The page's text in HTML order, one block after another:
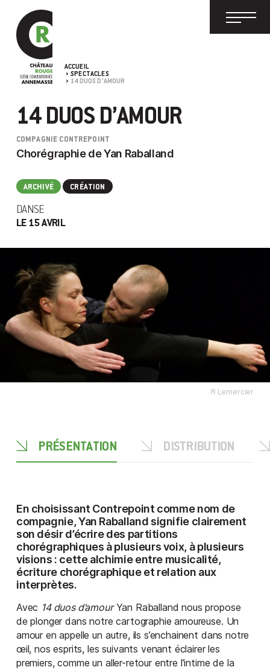
ACCUEIL
SPECTACLES
14 DUOS D’AMOUR
14 DUOS D’AMOUR
COMPAGNIE CONTREPOINT
Chorégraphie de Yan Raballand
ARCHIVÉ CRÉATION
DANSE
LE 15 AVRIL
R Lemercier
PRÉSENTATION DISTRIBUTION
En choisissant Contrepoint comme nom de
compagnie, Yan Raballand signifie clairement
son désir d’écrire des partitions
chorégraphiques à plusieurs voix, à plusieurs
visions : cette alchimie entre musicalité,
écriture chorégraphique et relation aux
interprètes.
Avec 14 duos d’amourYan Raballand nous propose
de plonger dans notre cartographie amoureuse. Un
amour en appelle un autre, ils s’enchainent dans notre
œil, nos esprits, les suivants venant éclairer les
premiers, comme un aller-retour entre l’intime de la